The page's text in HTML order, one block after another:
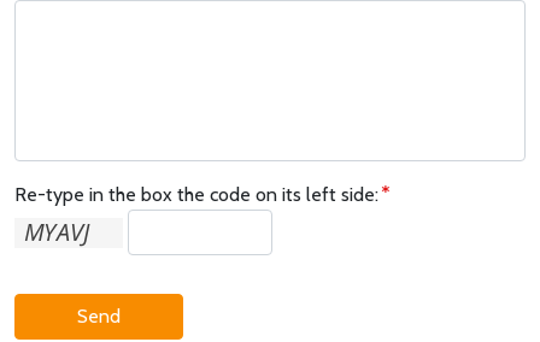
Re-type in the box the code on its left side:
Send